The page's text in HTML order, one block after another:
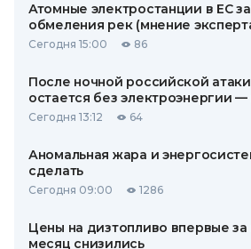
Атомные электростанции в ЕС
обмеления рек (мнение
Сегодня 15:00 86
После ночной российской
остается без электроэнергии —
Сегодня 13:12 64
Аномальная жара и
сделать
Сегодня 09:00 1286
Цены на дизтопливо впервые
месяц снизились